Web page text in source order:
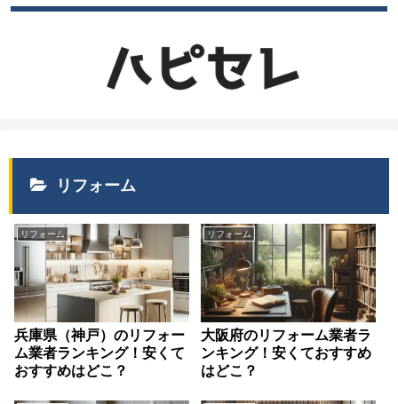
リフォーム
リフォーム
兵庫県（神戸）のリフォー
ム業者ランキング！安くて
おすすめはどこ？
リフォーム
大阪府のリフォーム業者ラ
ンキング！安くておすすめ
はどこ？